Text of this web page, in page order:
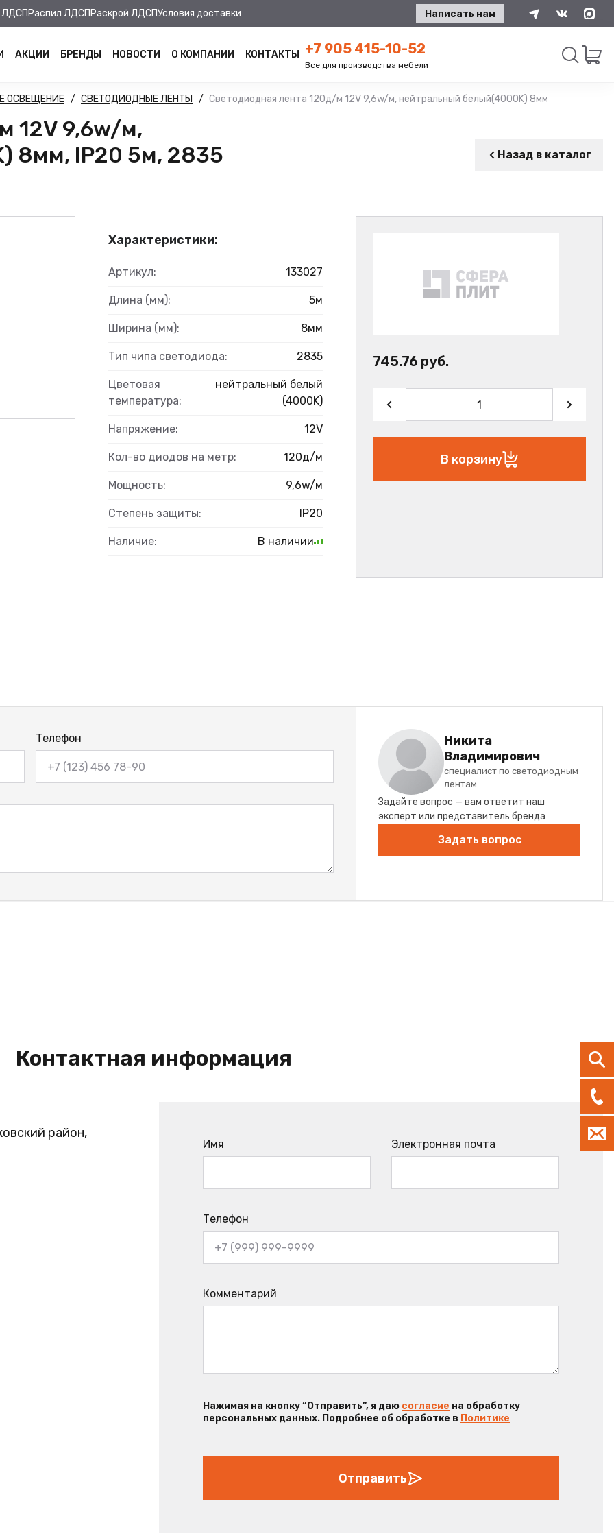
ЛДСП Распил ЛДСП Раскрой ЛДСПУсловия доставки Написать нам
АКЦИИ БРЕНДЫ НОВОСТИ О КОМПАНИИ КОНТАКТЫ +7 905 415-10-52
Все для производства мебели
Искать
ОСВЕЩЕНИЕ СВЕТОДИОДНЫЕ ЛЕНТЫ Светодиодная лента 120д/м 12V 9,6w/м, нейтральный белый(4000K) 8мм, IP20 5м,
12V 9,6w/м,
8мм, IP20 5м, 2835
Назад в каталог
Характеристики:
Артикул: 133027
Длина (мм): 5м
Ширина (мм): 8мм
Тип чипа светодиода: 2835
Цветовая
температура:
нейтральный белый
(4000K)
Напряжение: 12V
Кол-во диодов на метр: 120д/м
Мощность: 9,6w/м
Степень защиты: IP20
Наличие: В наличии
745.76 руб.
В корзину
Телефон
Никита
Владимирович
специалист по светодиодным
лентам
Задайте вопрос — вам ответит наш
эксперт или представитель бренда
Задать вопрос
Контактная информация
район,
Имя Электронная почта
Телефон
Комментарий
Нажимая на кнопку “Отправить”, я даю согласие на обработку
персональных данных. Подробнее об обработке в Политике
Отправить